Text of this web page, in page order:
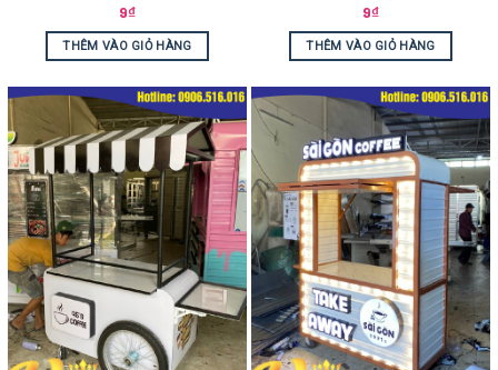
9₫
THÊM VÀO GIỎ HÀNG
9₫
THÊM VÀO GIỎ HÀNG